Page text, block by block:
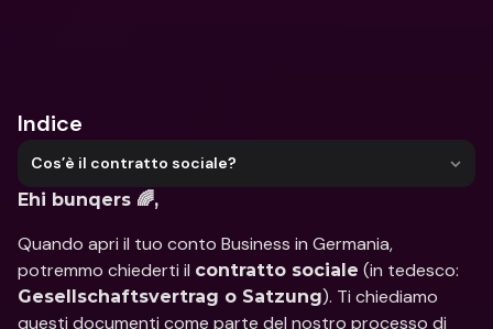
Indice
Cos’è il contratto sociale?
Ehi bunqers 🌈,
Quando apri il tuo conto Business in Germania,
potremmo chiederti il contratto sociale
Gesellschaftsvertrag o Satzung). Ti chiediamo
questi documenti come parte del nostro processo di